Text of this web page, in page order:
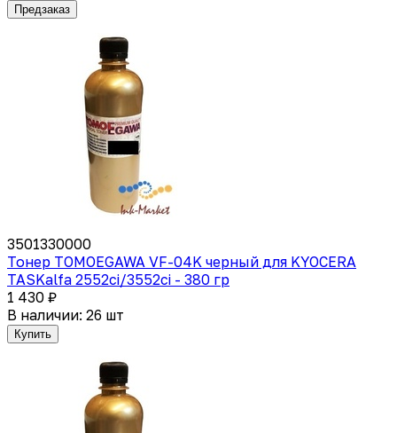
Предзаказ
3501330000
Тонер TOMOEGAWA VF-04K черный для KYOCERA
TASKalfa 2552ci/3552ci - 380 гр
1 430 ₽
В наличии: 26 шт
Купить